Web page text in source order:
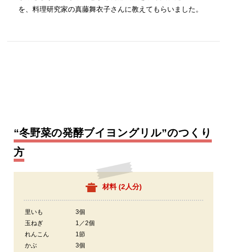
を、料理研究家の真藤舞衣子さんに教えてもらいました。
“冬野菜の発酵ブイヨングリル”のつくり
方
材料 (2人分)
里いも
3個
玉ねぎ
1／2個
れんこん
1節
かぶ
3個